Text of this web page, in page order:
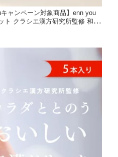
ャンペーン対象商品】enn you
ト クラシエ漢方研究所監修 和漢
ミルク 植物性ミルク 和漢エキ
ゼント 置き換え 詰め合わせ う